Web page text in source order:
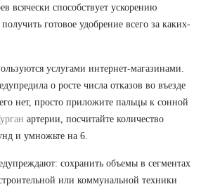
всячески способствует ускорению
готовое удобрение всего за каких-
услугами интернет-магазинами.
о росте числа отказов во въезде
нет, просто приложите пальцы к сонной
артерии, посчитайте количество
и умножьте на 6.
сохранить объемы в сегментах
или коммунальной техники